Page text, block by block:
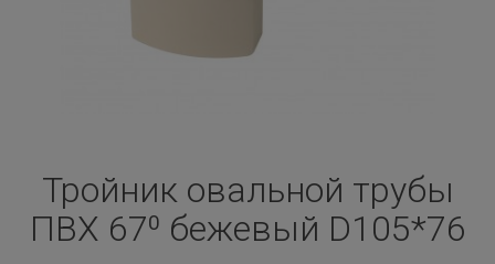
Тройник овальной трубы
ПВХ 67⁰ бежевый D105*76